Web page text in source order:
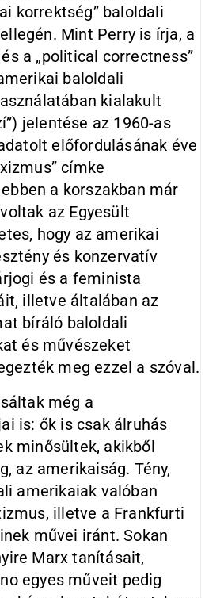
korrektség” baloldali
Mint Perry is írja, a
a „political correctness”
baloldali
kialakult
jelentése az 1960-as
előfordulásának éve
címke
a korszakban már
az Egyesült
hogy az amerikai
és konzervatív
és a feminista
illetve általában az
bíráló baloldali
és művészeket
meg ezzel a szóval.
még a
is: ők is csak álruhás
minősültek, akikből
az amerikaiság. Tény,
amerikaiak valóban
illetve a Frankfurti
művei iránt. Sokan
Marx tanításait,
egyes műveit pedig